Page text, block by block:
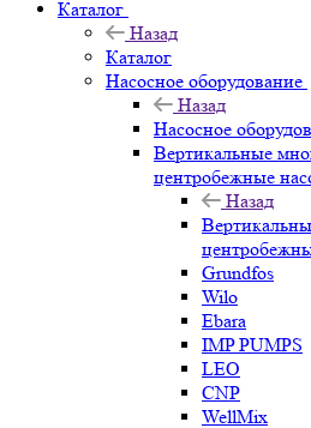
Каталог
Назад
Каталог
Насосное оборудование
Назад
Насосное
Вертикальные
центробежные
Назад
Grundfos
Wilo
Ebara
IMP PUMPS
LEO
CNP
WellMix